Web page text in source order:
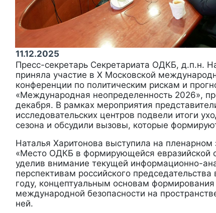
11.12.2025
Пресс-секретарь Секретариата ОДКБ, д.п.н.
приняла участие в X Московской
конференции по политическим рискам и
«Международная неопределенность 2026»,
декабря. В рамках мероприятия
исследовательских центров подвели итоги
сезона и обсудили вызовы, которые
Наталья Харитонова выступила на
«Место ОДКБ в формирующейся евразийской
уделив внимание текущей информационно-
перспективам российского
году, концептуальным основам
международной безопасности на
ней.